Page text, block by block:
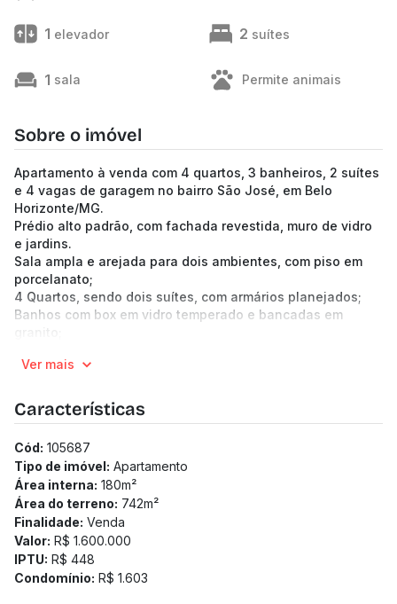
1 elevador 2 suítes
1 sala Permite animais
Sobre o imóvel
Apartamento à venda com 4 quartos, 3 banheiros, 2 suítes
e 4 vagas de garagem no bairro São José, em Belo
Horizonte/MG.
Prédio alto padrão, com fachada revestida, muro de vidro
e jardins.
Sala ampla e arejada para dois ambientes, com piso em
porcelanato;
4 Quartos, sendo dois suítes, com armários planejados;
Banhos com box em vidro temperado e bancadas em
Área de serviço.
Salão de festas, salão de jogos, espaço gourmet, piscina
e sauna.
Localização privilegiada:
Próximo ao Estádio Mineirão, Mineirinho, UFMG, Orla da
Lagoa da Pampulha, restaurantes, farmácias e diversos
comércios locais.
(Os preços e informações poderão sofrer mudanças.
Solicitamos a confirmação com nossa equipe).
Ver mais
Características
Cód: 105687
Tipo de imóvel: Apartamento
Área interna: 180m²
Área do terreno: 742m²
Finalidade: Venda
Valor: R$ 1.600.000
IPTU: R$ 448
Condomínio: R$ 1.603